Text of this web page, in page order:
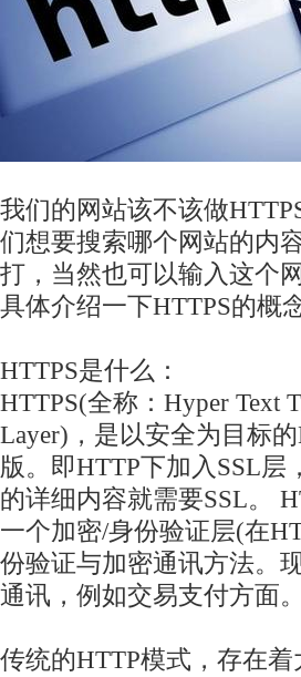
我们的网站该不该做
们想要搜索哪个网站的内
打，当然也可以输入这个
具体介绍一下HTTPS的概念
HTTPS是什么：
HTTPS(全称：Hyper Text
Layer)，是以安全为目标
版。即HTTP下加入SSL层
的详细内容就需要SSL。
一个加密/身份验证层(在
份验证与加密通讯方法。
通讯，例如交易支付方面。
传统的HTTP模式，存在